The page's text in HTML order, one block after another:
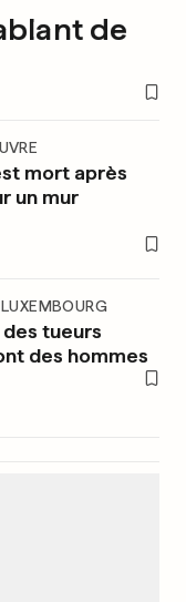
de
mort après
un mur
des tueurs
des hommes